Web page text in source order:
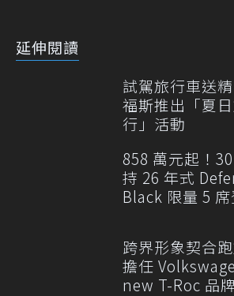
延伸閱讀
試駕旅行車送
福斯推出「夏
行」活動
858 萬元起！
持 26 年式
Black 限量 5 席
跨界形象契合
擔任
new T-Roc 品